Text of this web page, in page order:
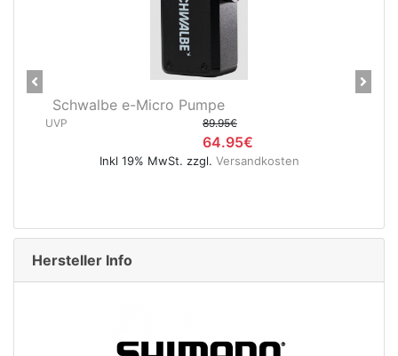
Schwalbe e-Micro Pumpe
UVP 89.95€
64.95€
Inkl 19% MwSt. zzgl. Versandkosten
Previous Next
Hersteller Info